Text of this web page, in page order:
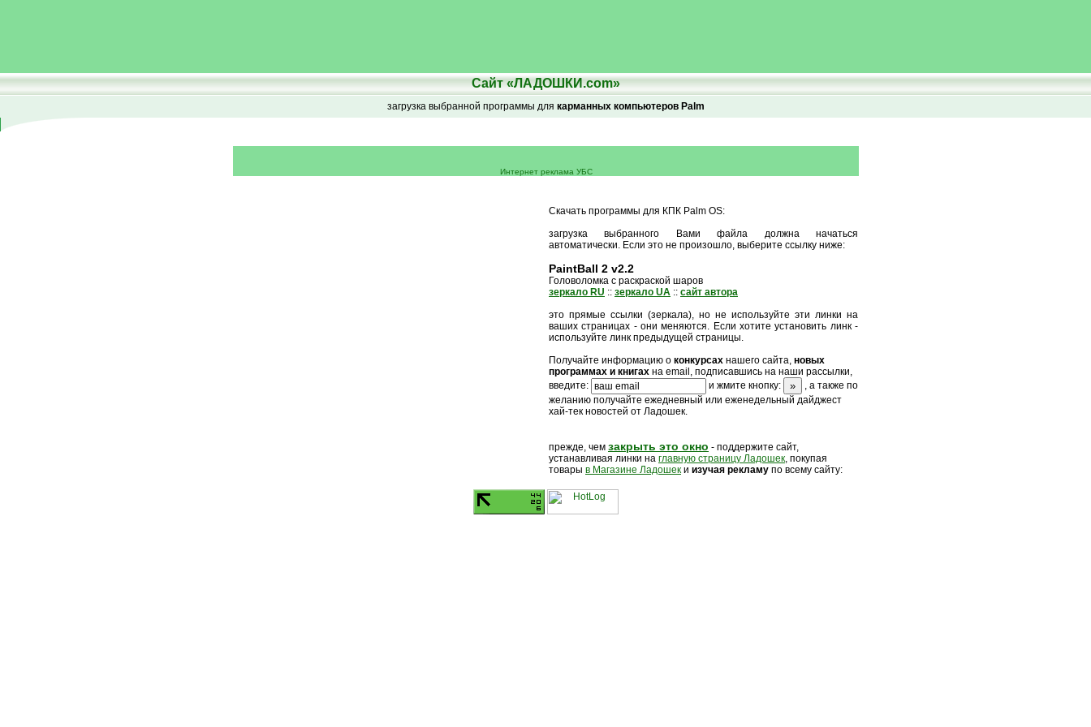
Сайт «ЛАДОШКИ.com»
загрузка выбранной программы для карманных компьютеров Palm
Интернет реклама УБС
Скачать программы для КПК Palm OS:
загрузка выбранного Вами файла должна начаться
автоматически. Если это не произошло, выберите ссылку ниже:
PaintBall 2 v2.2
Головоломка с раскраской шаров
зеркало RU :: зеркало UA :: сайт автора
это прямые ссылки (зеркала), но не используйте эти линки на
ваших страницах - они меняются. Если хотите установить линк -
используйте линк предыдущей страницы.
Получайте информацию о конкурсах нашего сайта, новых
программах и книгах на email, подписавшись на наши рассылки,
введите:
и жмите кнопку:
, а также по
желанию получайте ежедневный или еженедельный дайджест
хай-тек новостей от Ладошек.
прежде, чем закрыть это окно - поддержите сайт,
устанавливая линки на главную страницу Ладошек, покупая
товары в Магазине Ладошек и изучая рекламу по всему сайту: